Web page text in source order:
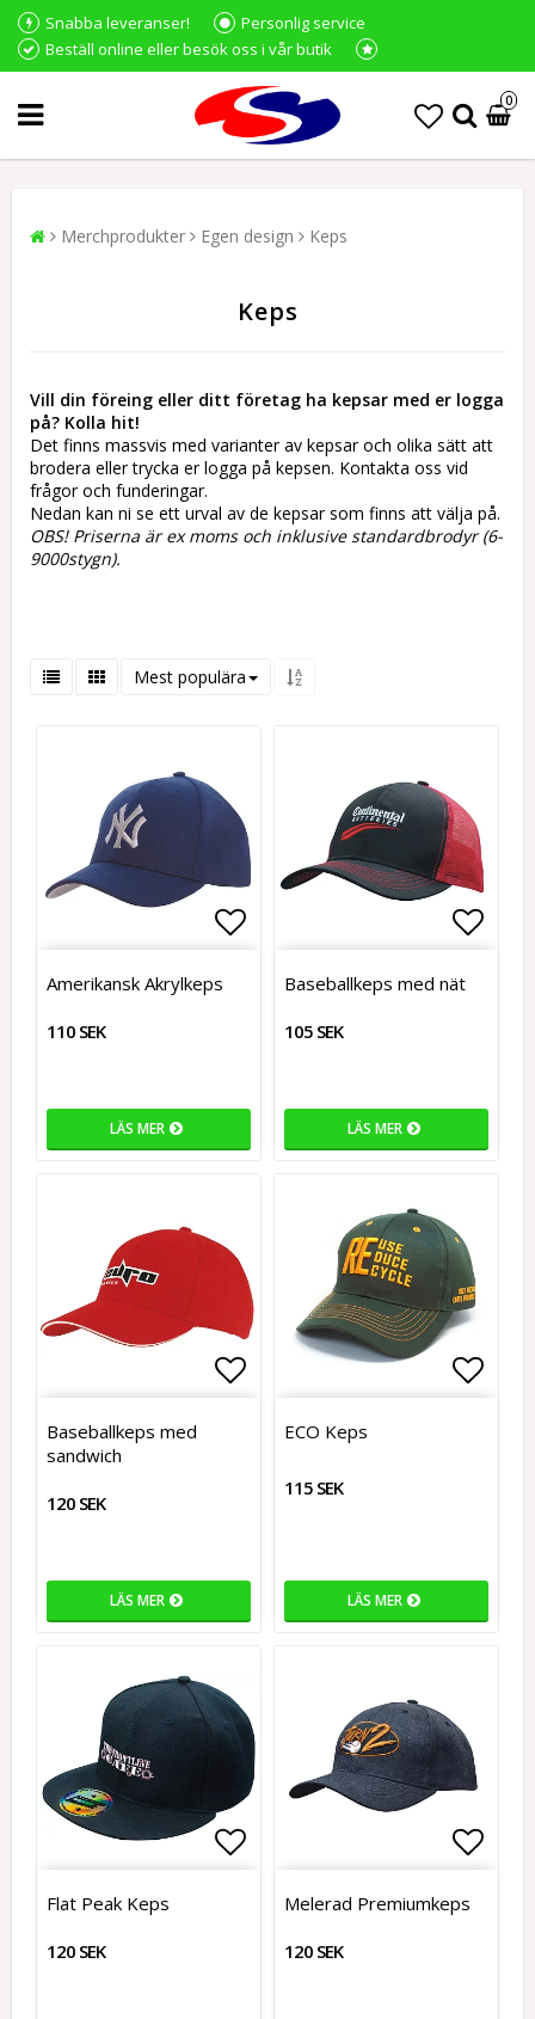
Snabba leveranser!
Personlig service
Beställ online eller besök oss i vår butik
0
Merchprodukter Egen design Keps
Keps
Vill din föreing eller ditt företag ha kepsar med er logga
på? Kolla hit!
Det finns massvis med varianter av kepsar och olika sätt att
brodera eller trycka er logga på kepsen. Kontakta oss vid
frågor och funderingar.
Nedan kan ni se ett urval av de kepsar som finns att välja på.
OBS! Priserna är ex moms och inklusive standardbrodyr (6-
9000stygn).
Mest populära
Lägg till i favoritlistan
Amerikansk Akrylkeps
110 SEK
LÄS MER
Baseballkeps med nät
105 SEK
LÄS MER
Lägg till i favoritlistan
Baseballkeps med
sandwich
120 SEK
LÄS MER
ECO Keps
115 SEK
LÄS MER
Lägg till i favoritlistan
Flat Peak Keps
120 SEK
Melerad Premiumkeps
120 SEK